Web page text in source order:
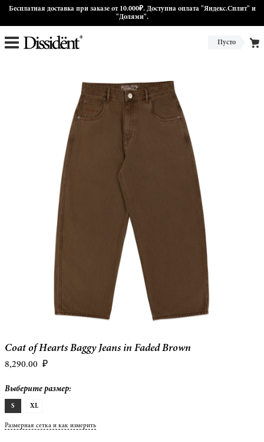
Бесплатная доставка при заказе от 10.000₽. Доступна оплата "Яндекс.Сплит" и
"Долями".
Пусто
Coat of Hearts Baggy Jeans in Faded Brown
8,290.00 ₽
Выберите размер:
S XL
Размерная сетка и как измерить